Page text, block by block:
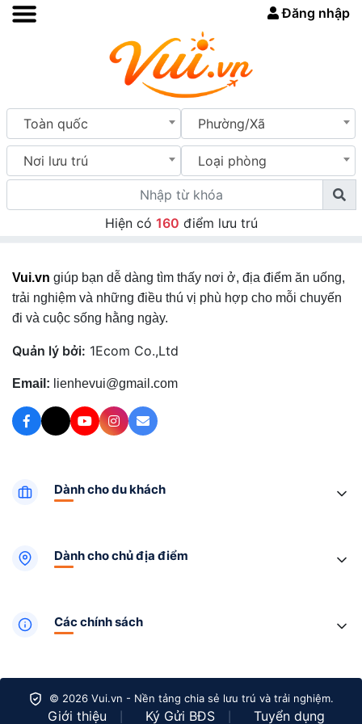
Đăng nhập
Toàn quốc Phường/Xã
Nơi lưu trú Loại phòng
Hiện có 160 điểm lưu trú
Vui.vn giúp bạn dễ dàng tìm thấy nơi ở, địa điểm ăn uống,
trải nghiệm và những điều thú vị phù hợp cho mỗi chuyến
đi và cuộc sống hằng ngày.
Quản lý bởi: 1Ecom Co.,Ltd
Email: lienhevui@gmail.com
Dành cho du khách
Dành cho chủ địa điểm
Các chính sách
© 2026 Vui.vn - Nền tảng chia sẻ lưu trú và trải nghiệm.
Giới thiệu Ký Gửi BĐS Tuyển dụng